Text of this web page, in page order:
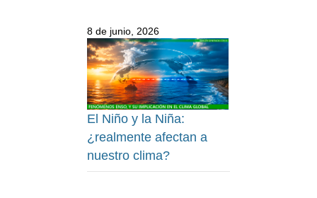
8 de junio, 2026
El Niño y la Niña:
¿realmente afectan a
nuestro clima?